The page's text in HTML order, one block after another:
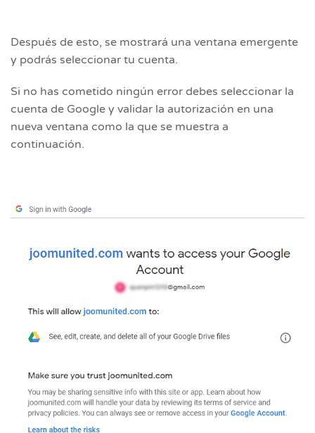
Después de esto, se mostrará una ventana emergente
y podrás seleccionar tu cuenta.
Si no has cometido ningún error debes seleccionar la
cuenta de Google y validar la autorización en una
nueva ventana como la que se muestra a
continuación.